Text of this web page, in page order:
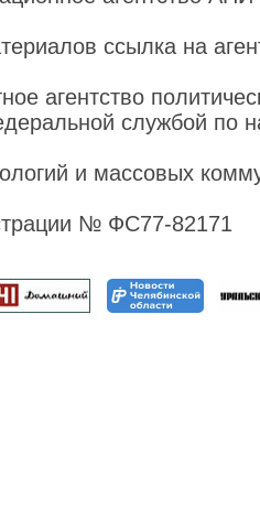
ссылка на
агентство
службой по
и массовых
№ ФС77-82171